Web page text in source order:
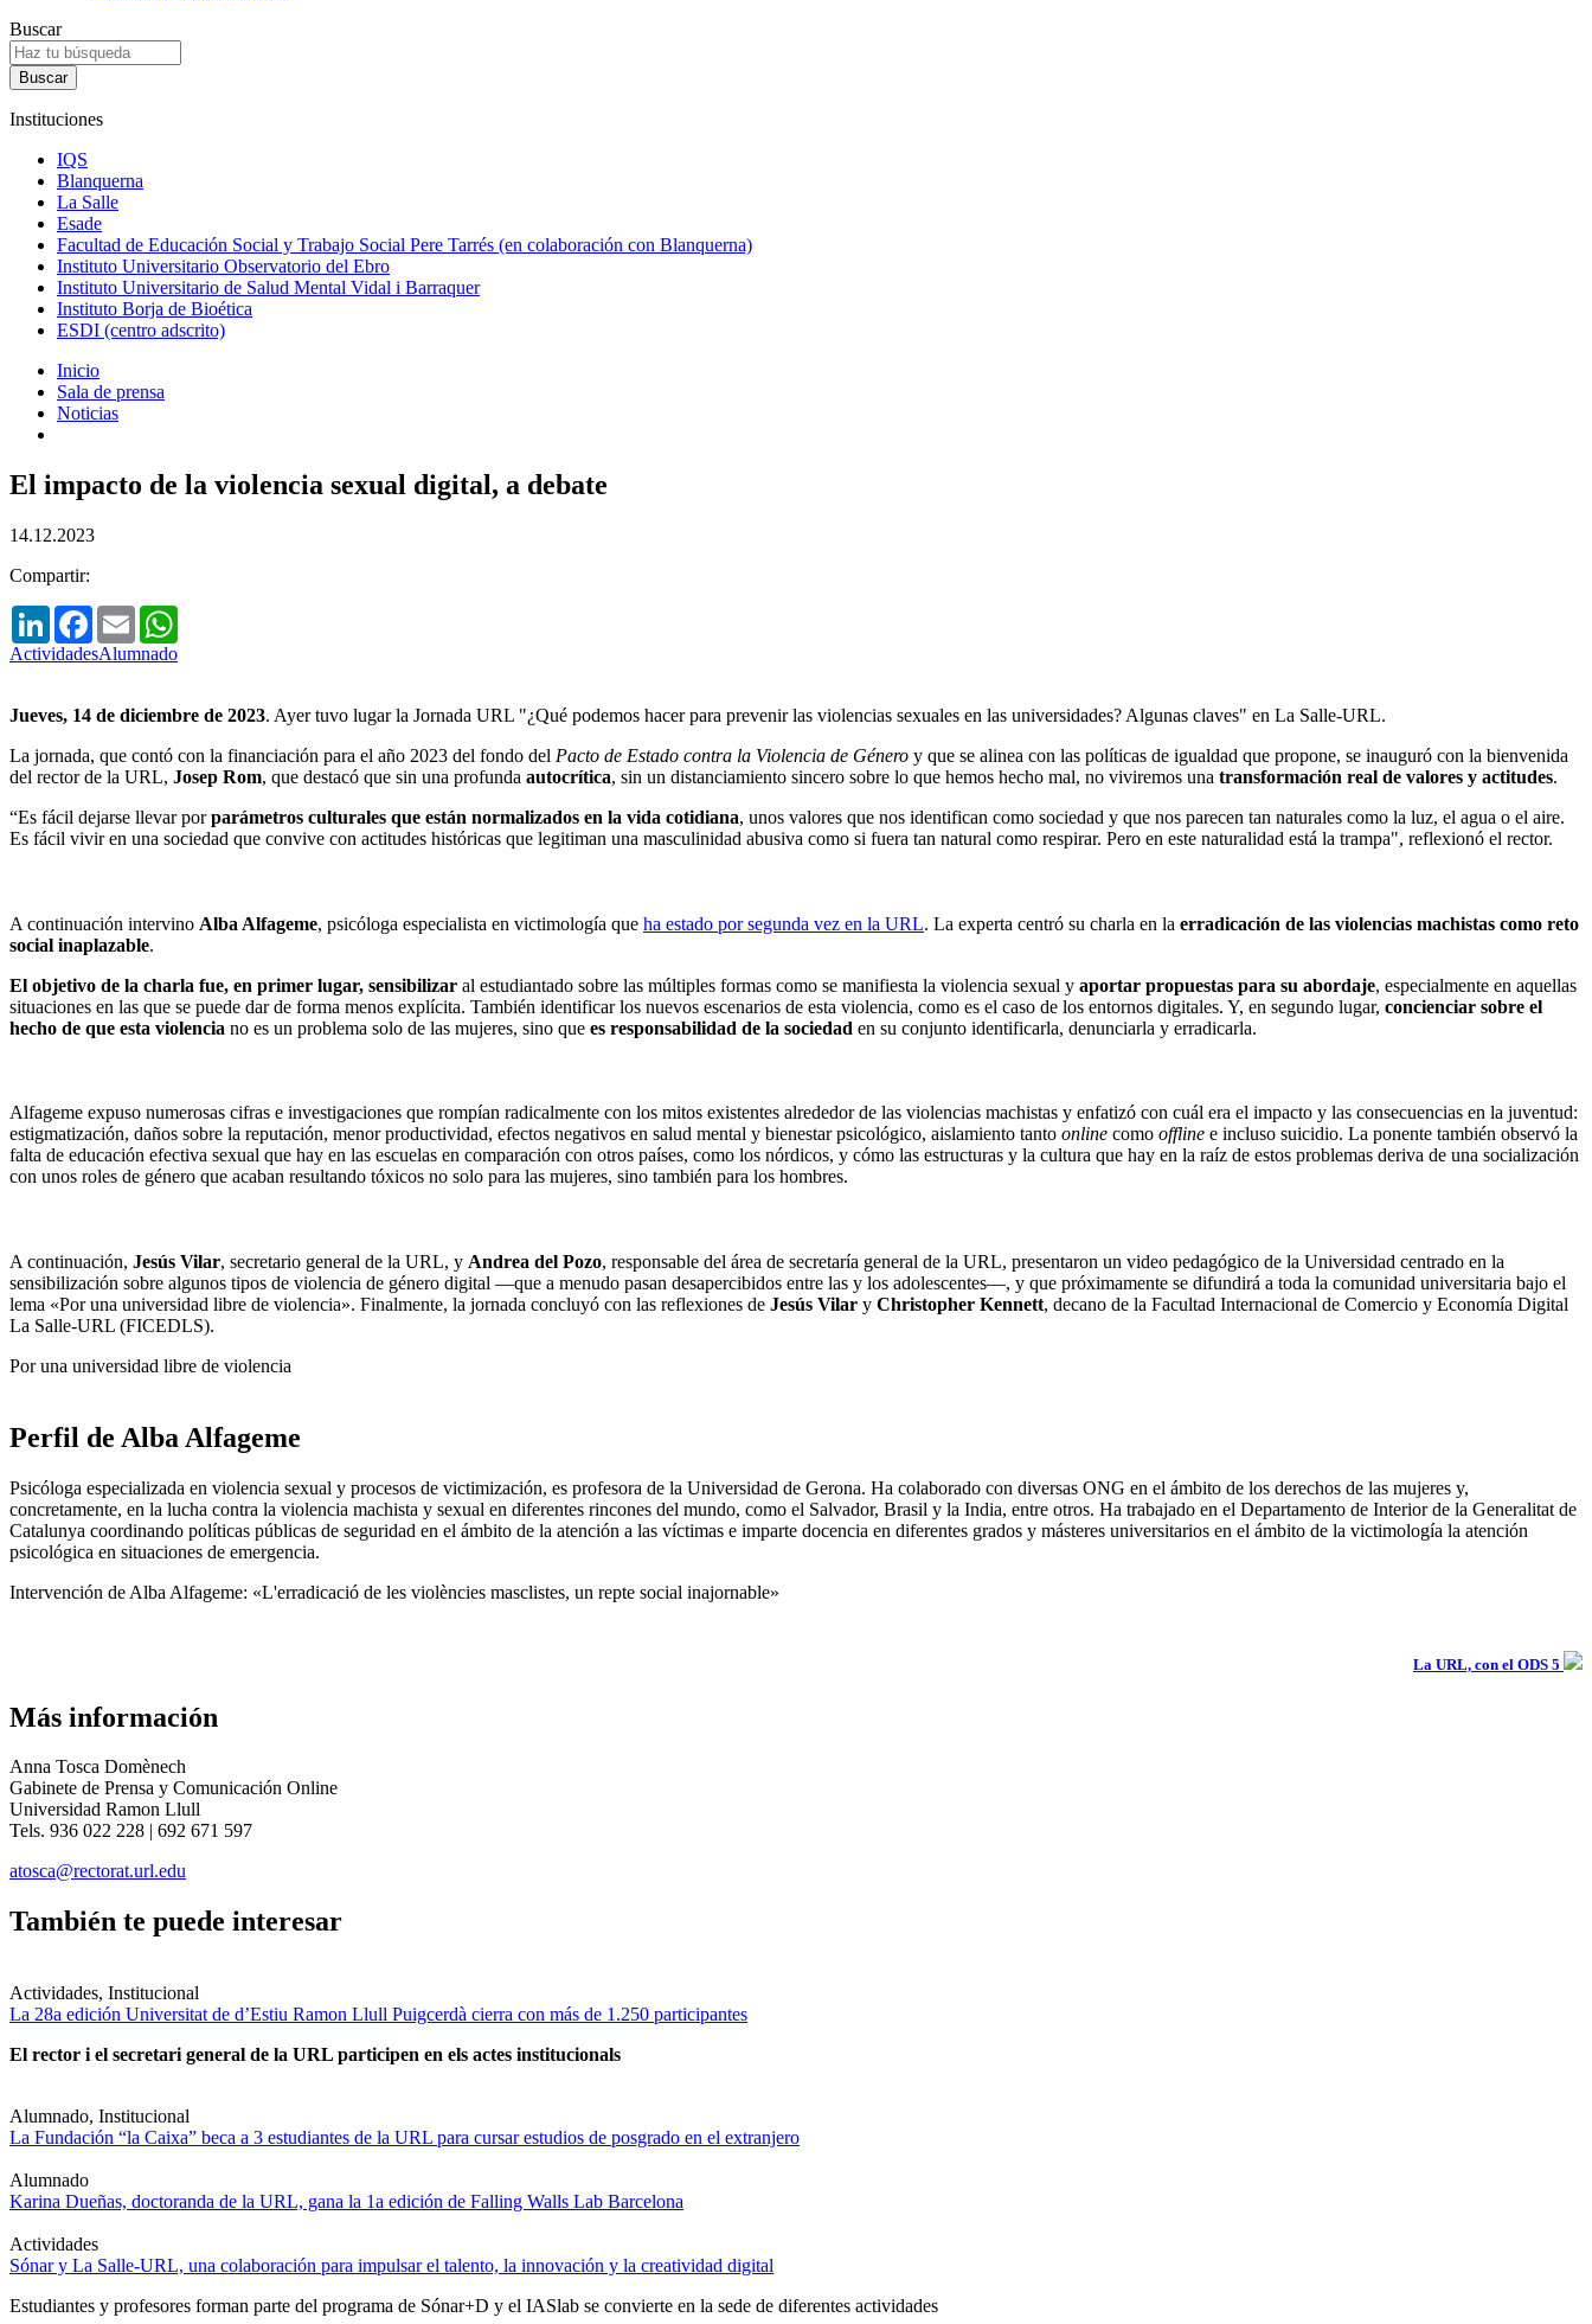
Buscar
Instituciones
IQS
Blanquerna
La Salle
Esade
Facultad de Educación Social y Trabajo Social Pere Tarrés (en colaboración con Blanquerna)
Instituto Universitario Observatorio del Ebro
Instituto Universitario de Salud Mental Vidal i Barraquer
Instituto Borja de Bioética
ESDI (centro adscrito)
Inicio
Sala de prensa
Noticias
El impacto de la violencia sexual digital, a debate
14.12.2023
Compartir:
LinkedInFacebook
Email
ActividadesAlumnado
Jueves, 14 de diciembre de 2023. Ayer tuvo lugar la Jornada URL "¿Qué podemos hacer para prevenir las violencias sexuales en las universidades? Algunas claves" en La Salle-URL.
La jornada, que contó con la financiación para el año 2023 del fondo del Pacto de Estado contra la Violencia de Género y que se alinea con las políticas de igualdad que propone, se inauguró con la bienvenida
del rector de la URL, Josep Rom, que destacó que sin una profunda autocrítica, sin un distanciamiento sincero sobre lo que hemos hecho mal, no viviremos una transformación real de valores y actitudes.
“Es fácil dejarse llevar por parámetros culturales que están normalizados en la vida cotidiana, unos valores que nos identifican como sociedad y que nos parecen tan naturales como la luz, el agua o el aire.
Es fácil vivir en una sociedad que convive con actitudes históricas que legitiman una masculinidad abusiva como si fuera tan natural como respirar. Pero en este naturalidad está la trampa", reflexionó el rector.
A continuación intervino Alba Alfageme, psicóloga especialista en victimología que ha estado por segunda vez en la URL. La experta centró su charla en la erradicación de las violencias machistas como reto
social inaplazable.
El objetivo de la charla fue, en primer lugar, sensibilizar al estudiantado sobre las múltiples formas como se manifiesta la violencia sexual y aportar propuestas para su abordaje, especialmente en aquellas
situaciones en las que se puede dar de forma menos explícita. También identificar los nuevos escenarios de esta violencia, como es el caso de los entornos digitales. Y, en segundo lugar, concienciar sobre el
hecho de que esta violencia no es un problema solo de las mujeres, sino que es responsabilidad de la sociedad en su conjunto identificarla, denunciarla y erradicarla.
Alfageme expuso numerosas cifras e investigaciones que rompían radicalmente con los mitos existentes alrededor de las violencias machistas y enfatizó con cuál era el impacto y las consecuencias en la juventud:
estigmatización, daños sobre la reputación, menor productividad, efectos negativos en salud mental y bienestar psicológico, aislamiento tanto online como offline e incluso suicidio. La ponente también observó la
falta de educación efectiva sexual que hay en las escuelas en comparación con otros países, como los nórdicos, y cómo las estructuras y la cultura que hay en la raíz de estos problemas deriva de una socialización
con unos roles de género que acaban resultando tóxicos no solo para las mujeres, sino también para los hombres.
A continuación, Jesús Vilar, secretario general de la URL, y Andrea del Pozo, responsable del área de secretaría general de la URL, presentaron un video pedagógico de la Universidad centrado en la
sensibilización sobre algunos tipos de violencia de género digital ―que a menudo pasan desapercibidos entre las y los adolescentes―, y que próximamente se difundirá a toda la comunidad universitaria bajo el
lema «Por una universidad libre de violencia». Finalmente, la jornada concluyó con las reflexiones de Jesús Vilar y Christopher Kennett, decano de la Facultad Internacional de Comercio y Economía Digital
La Salle-URL (FICEDLS).
Por una universidad libre de violencia
Perfil de Alba Alfageme
Psicóloga especializada en violencia sexual y procesos de victimización, es profesora de la Universidad de Gerona. Ha colaborado con diversas ONG en el ámbito de los derechos de las mujeres y,
concretamente, en la lucha contra la violencia machista y sexual en diferentes rincones del mundo, como el Salvador, Brasil y la India, entre otros. Ha trabajado en el Departamento de Interior de la Generalitat de
Catalunya coordinando políticas públicas de seguridad en el ámbito de la atención a las víctimas e imparte docencia en diferentes grados y másteres universitarios en el ámbito de la victimología la atención
psicológica en situaciones de emergencia.
Intervención de Alba Alfageme: «L'erradicació de les violències masclistes, un repte social inajornable»
La URL, con el ODS 5
Más información
Anna Tosca Domènech
Gabinete de Prensa y Comunicación Online
Universidad Ramon Llull
Tels. 936 022 228 | 692 671 597
atosca@rectorat.url.edu
También te puede interesar
Actividades, Institucional
La 28a edición Universitat de d’Estiu Ramon Llull Puigcerdà cierra con más de 1.250 participantes
El rector i el secretari general de la URL participen en els actes institucionals
Alumnado, Institucional
La Fundación “la Caixa” beca a 3 estudiantes de la URL para cursar estudios de posgrado en el extranjero
Alumnado
Karina Dueñas, doctoranda de la URL, gana la 1a edición de Falling Walls Lab Barcelona
Actividades
Sónar y La Salle-URL, una colaboración para impulsar el talento, la innovación y la creatividad digital
Estudiantes y profesores forman parte del programa de Sónar+D y el IASlab se convierte en la sede de diferentes actividades